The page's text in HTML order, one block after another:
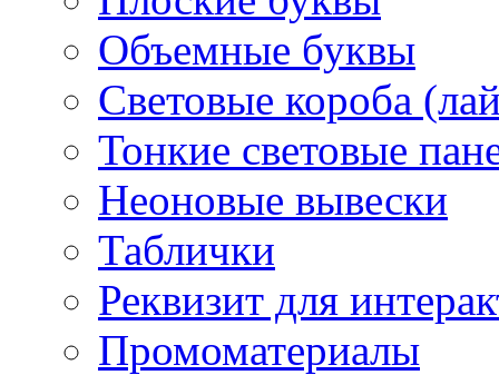
Объемные буквы
Световые короба
Тонкие световые
Неоновые вывески
Таблички
Реквизит для
Промоматериалы